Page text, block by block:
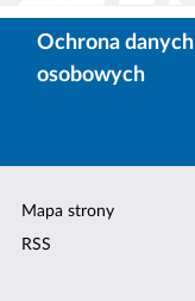
Ochrona danych
osobowych
Mapa strony
RSS